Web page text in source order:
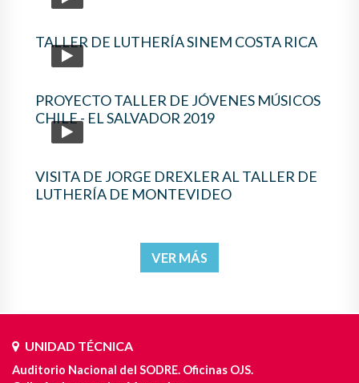
TALLER DE LUTHERÍA SINEM COSTA RICA
PROYECTO TALLER DE JÓVENES MÚSICOS
CHILE - EL SALVADOR 2019
VISITA DE JORGE DREXLER AL TALLER DE
LUTHERÍA DE MONTEVIDEO
VER MÁS
UNIDAD TÉCNICA
Auditorio Nacional del SODRE. Oficinas OJS.